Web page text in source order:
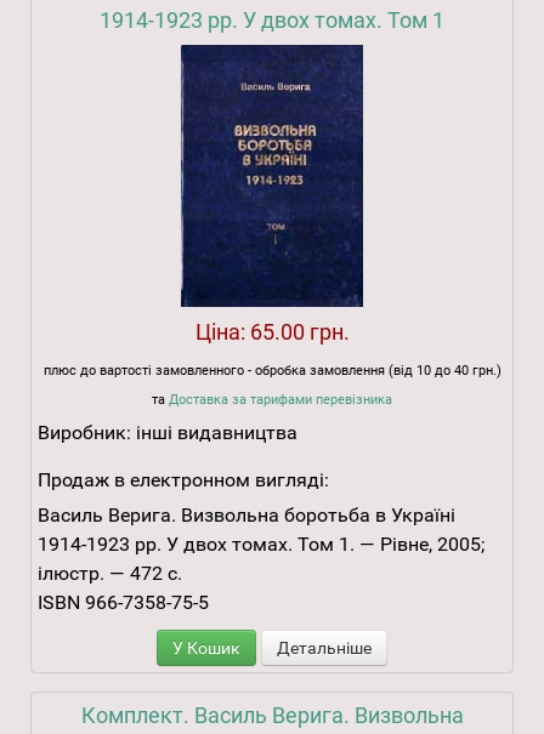
1914-1923 рр. У двох томах. Том 1
Ціна: 65.00 грн.
плюс до вартості замовленного - обробка замовлення (від 10 до 40 грн.)
та Доставка за тарифами перевізника
Виробник: інші видавництва
Продаж в електронном вигляді:
Василь Верига. Визвольна боротьба в Україні
1914-1923 рр. У двох томах. Том 1. — Рівне, 2005;
ілюстр. — 472 с.
ISBN 966-7358-75-5
У Кошик Детальніше
Комплект. Василь Верига. Визвольна